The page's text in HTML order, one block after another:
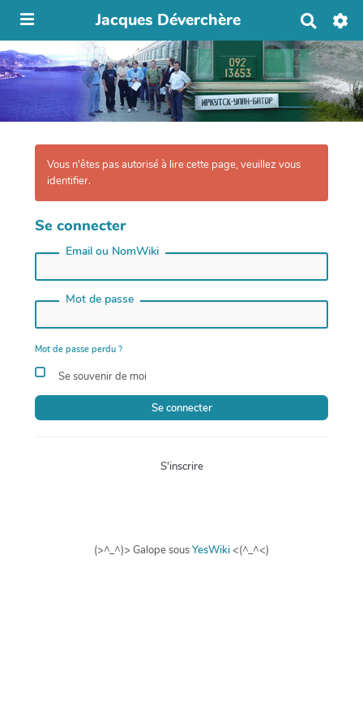
Jacques Déverchère
c
h
e
r
c
e
Vous n'êtes pas autorisé à lire cette page, veuillez vous
identifier.
Se connecter
Email ou NomWiki
Mot de passe
Mot de passe perdu ?
Se souvenir de moi
Se connecter
S'inscrire
(>^_^)> Galope sousYesWiki<(^_^<)